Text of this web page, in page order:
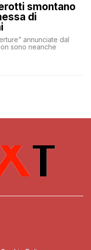
smontano
di
annunciate dal
sono neanche